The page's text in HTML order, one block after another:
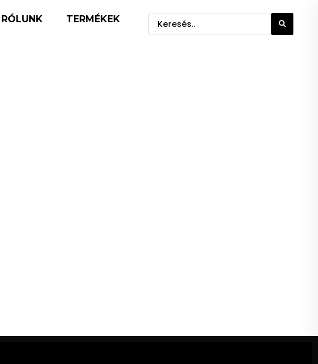
RÓLUNK TERMÉKEK